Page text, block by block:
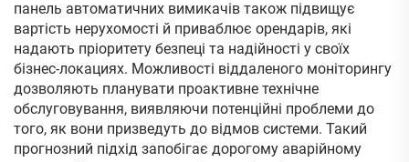
панель автоматичних вимикачів також підвищує
вартість нерухомості й приваблює орендарів, які
надають пріоритету безпеці та надійності у своїх
бізнес-локациях. Можливості віддаленого моніторингу
дозволяють планувати проактивне технічне
обслуговування, виявляючи потенційні проблеми до
того, як вони призведуть до відмов системи. Такий
прогнозний підхід запобігає дорогому аварійному